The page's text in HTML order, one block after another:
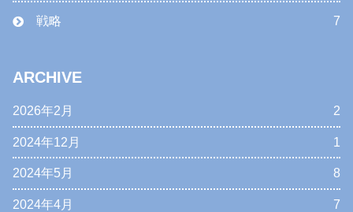
戦略 7
ARCHIVE
2026年2月 2
2024年12月 1
2024年5月 8
2024年4月 7